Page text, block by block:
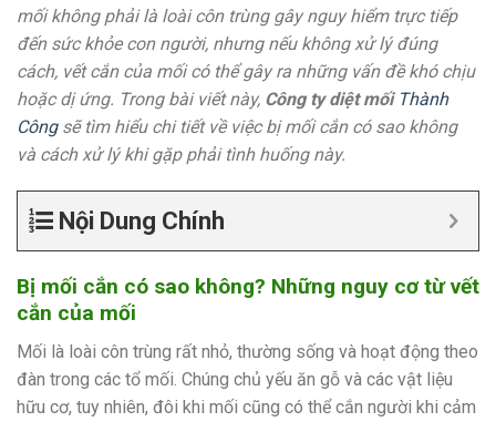
mối không phải là loài côn trùng gây nguy hiểm trực tiếp
đến sức khỏe con người, nhưng nếu không xử lý đúng
cách, vết cắn của mối có thể gây ra những vấn đề khó chịu
hoặc dị ứng. Trong bài viết này, Công ty diệt mối Thành
Côngsẽ tìm hiểu chi tiết về việc bị mối cắn có sao không
và cách xử lý khi gặp phải tình huống này.
Nội Dung Chính
Bị mối cắn có sao không? Những nguy cơ từ vết
cắn của mối
Mối là loài côn trùng rất nhỏ, thường sống và hoạt động theo
đàn trong các tổ mối. Chúng chủ yếu ăn gỗ và các vật liệu
hữu cơ, tuy nhiên, đôi khi mối cũng có thể cắn người khi cảm